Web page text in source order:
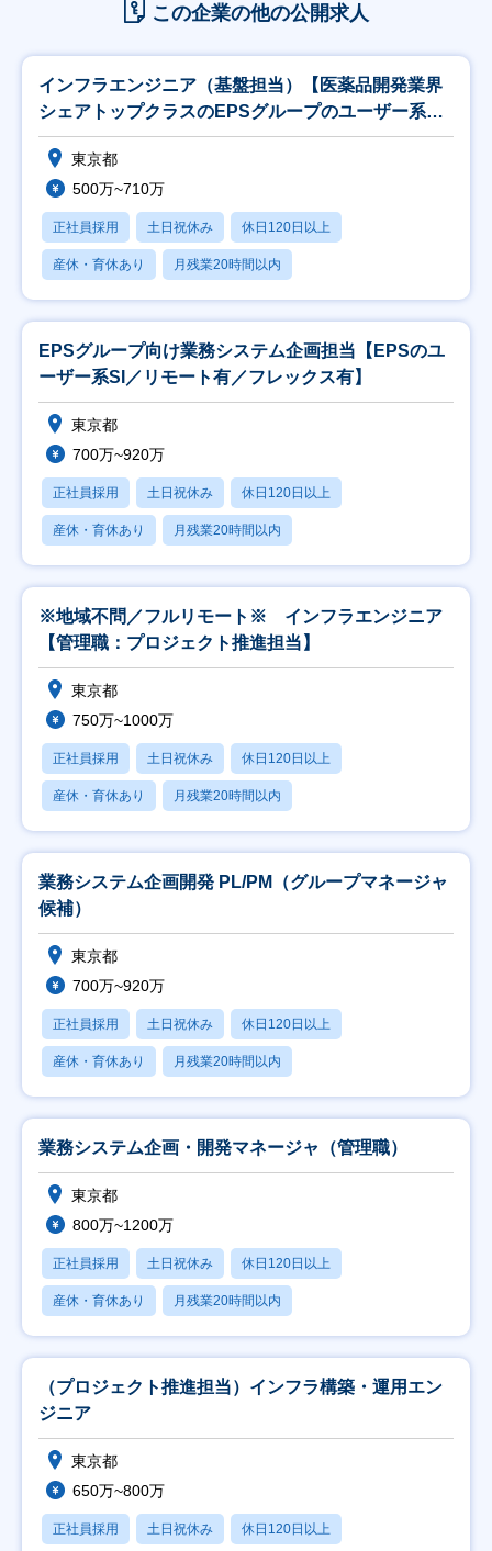
この企業の他の公開求人
インフラエンジニア（基盤担当）【医薬品開発業界
シェアトップクラスのEPSグループのユーザー系
SI】
東京都
500万~710万
正社員採用 土日祝休み 休日120日以上
産休・育休あり 月残業20時間以内
EPSグループ向け業務システム企画担当【EPSのユ
ーザー系SI／リモート有／フレックス有】
東京都
700万~920万
正社員採用 土日祝休み 休日120日以上
産休・育休あり 月残業20時間以内
※地域不問／フルリモート※ インフラエンジニア
【管理職：プロジェクト推進担当】
東京都
750万~1000万
正社員採用 土日祝休み 休日120日以上
産休・育休あり 月残業20時間以内
業務システム企画開発 PL/PM（グループマネージャ
候補）
東京都
700万~920万
正社員採用 土日祝休み 休日120日以上
産休・育休あり 月残業20時間以内
業務システム企画・開発マネージャ（管理職）
東京都
800万~1200万
正社員採用 土日祝休み 休日120日以上
産休・育休あり 月残業20時間以内
（プロジェクト推進担当）インフラ構築・運用エン
ジニア
東京都
650万~800万
正社員採用 土日祝休み 休日120日以上